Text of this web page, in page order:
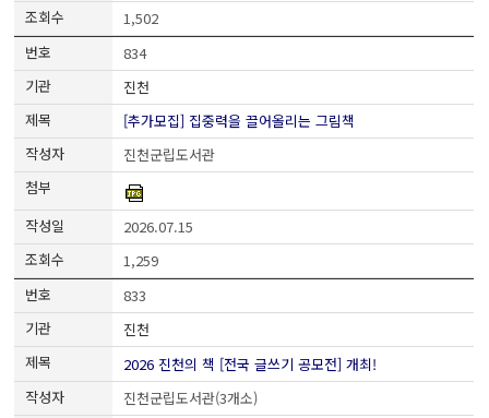
1,502
834
진천
[추가모집] 집중력을 끌어올리는 그림책
진천군립도서관
2026.07.15
1,259
833
진천
2026 진천의 책 [전국 글쓰기 공모전] 개최!
진천군립도서관(3개소)